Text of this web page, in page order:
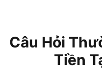
Câu Hỏi
Tiền